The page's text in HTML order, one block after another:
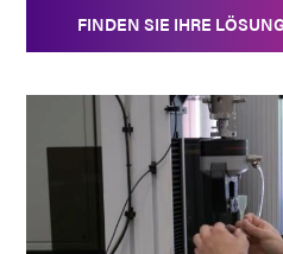
FINDEN SIE IHRE